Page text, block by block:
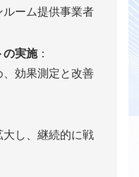
ーム提供事業者
の実施：
効果測定と改善
し、継続的に戦